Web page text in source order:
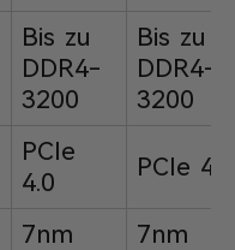
Bis zu
DDR4-
3200
Bis zu
DDR4-
3200
PCIe
4.0
PCIe 4.0
7nm
7nm